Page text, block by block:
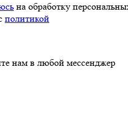
на обработку
политикой
нам в любой мессенджер